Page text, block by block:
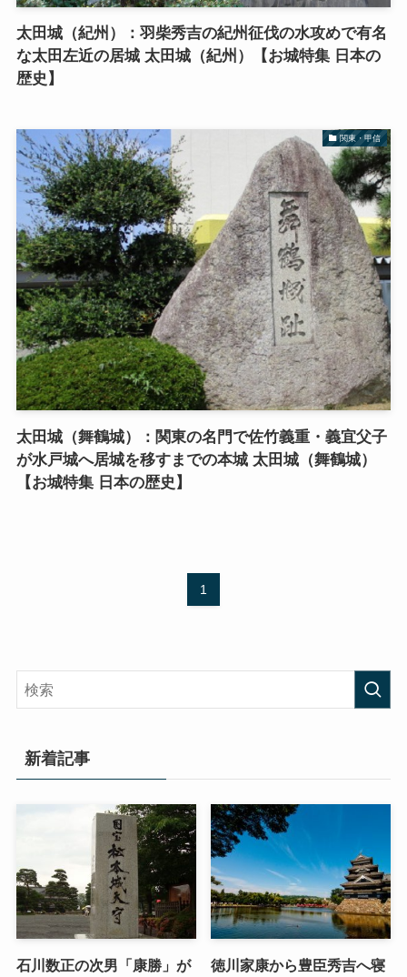
太田城（紀州）：羽柴秀吉の紀州征伐の水攻めで有名
な太田左近の居城 太田城（紀州）【お城特集 日本の
歴史】
関東・甲信
太田城（舞鶴城）：関東の名門で佐竹義重・義宜父子
が水戸城へ居城を移すまでの本城 太田城（舞鶴城）
【お城特集 日本の歴史】
1
新着記事
石川数正の次男「康勝」が
徳川家康から豊臣秀吉へ寝